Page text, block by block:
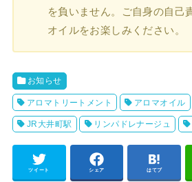
を負いません。ご自身の自己
オイルをお楽しみください。
お知らせ
アロマトリートメント アロマオイル
JR大井町駅 リンパドレナージュ
ツイート シェア はてブ